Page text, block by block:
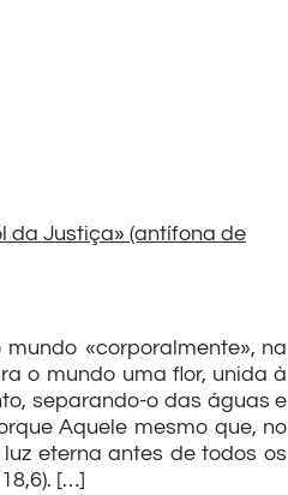
da Justiça» (antífona de
«corporalmente», na
o mundo uma flor, unida à
separando-o das águas e
Aquele mesmo que, no
eterna antes de todos os
[…]